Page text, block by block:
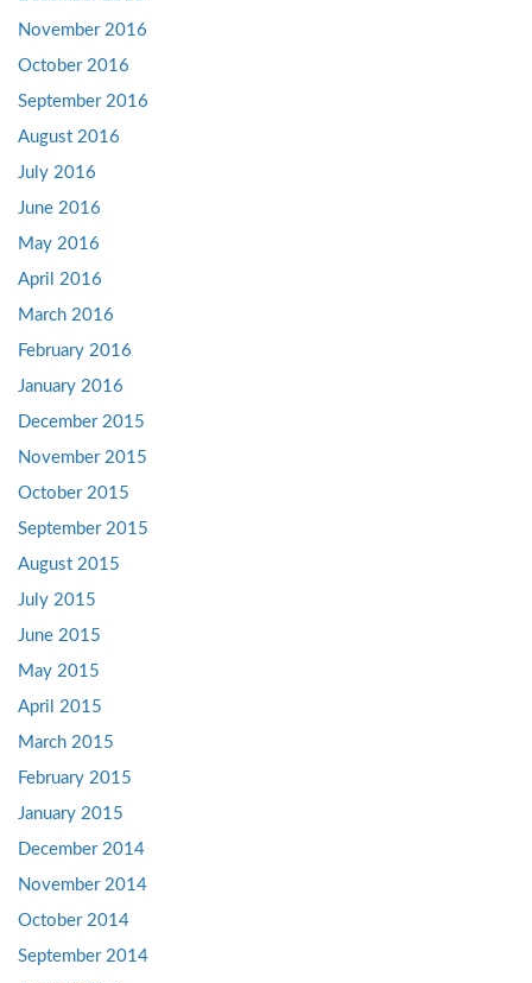
November 2016
October 2016
September 2016
August 2016
July 2016
June 2016
May 2016
April 2016
March 2016
February 2016
January 2016
December 2015
November 2015
October 2015
September 2015
August 2015
July 2015
June 2015
May 2015
April 2015
March 2015
February 2015
January 2015
December 2014
November 2014
October 2014
September 2014